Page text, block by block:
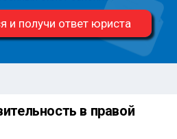
и получи ответ юриста
в правой